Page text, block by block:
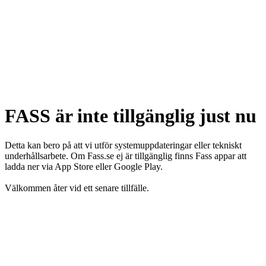
FASS är inte tillgänglig just nu
Detta kan bero på att vi utför systemuppdateringar eller tekniskt
underhållsarbete. Om Fass.se ej är tillgänglig finns Fass appar att
ladda ner via App Store eller Google Play.
Välkommen åter vid ett senare tillfälle.